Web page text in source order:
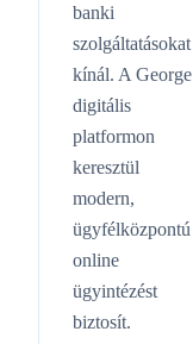
banki
szolgáltatásokat
kínál. A George
digitális
platformon
keresztül
modern,
ügyfélközpontú
online
ügyintézést
biztosít.